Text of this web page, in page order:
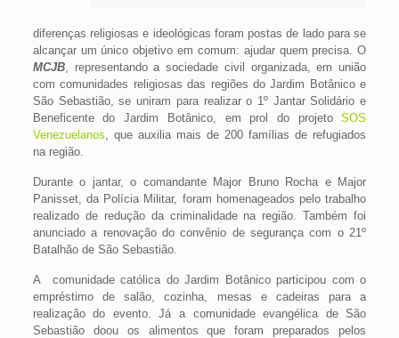
diferenças religiosas e ideológicas foram postas de lado para se
alcançar um único objetivo em comum: ajudar quem precisa. O
MCJB, representando a sociedade civil organizada, em união
com comunidades religiosas das regiões do Jardim Botânico e
São Sebastião, se uniram para realizar o 1º Jantar Solidário e
Beneficente do Jardim Botânico, em prol do projetoSOS
Venezuelanos , que auxilia mais de 200 famílias de refugiados
na região.
Durante o jantar, o comandante Major Bruno Rocha e Major
Panisset, da Polícia Militar, foram homenageados pelo trabalho
realizado de redução da criminalidade na região. Também foi
anunciado a renovação do convênio de segurança com o 21º
Batalhão de São Sebastião.
A comunidade católica do Jardim Botânico participou com o
empréstimo de salão, cozinha, mesas e cadeiras para a
realização do evento. Já a comunidade evangélica de São
Sebastião doou os alimentos que foram preparados pelos